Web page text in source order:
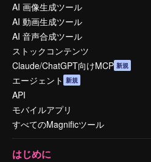
AI 画像生成ツール
AI 動画生成ツール
AI 音声合成ツール
ストックコンテンツ
Claude/ChatGPT向けMCP 新規
エージェント 新規
API
モバイルアプリ
すべてのMagnificツール
はじめに